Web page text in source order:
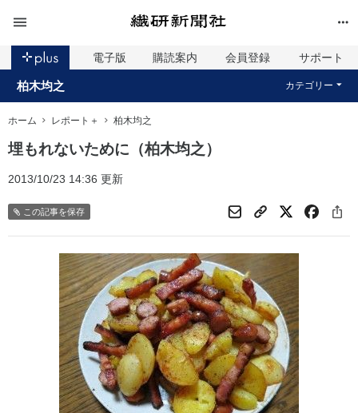
電子版 購読案内 会員登録 サポート
柏木均之 カテゴリー
ホーム レポート＋ 柏木均之
埋もれないために（柏木均之）
2013/10/23 14:36 更新
この記事を保存